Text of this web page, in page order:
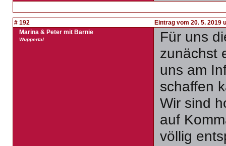
# 192
Eintrag vom 20. 5. 2019
Marina & Peter mit Barnie
Wuppertal
Für uns
zunächst
uns am
schaffen
Wir sind
auf
völlig